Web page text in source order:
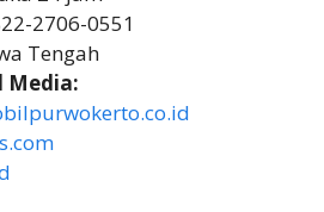
2706-0551
Tengah
Media: